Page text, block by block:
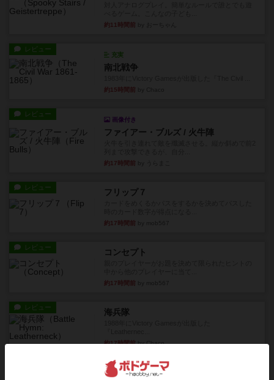
約11時間前
レビュー
充実
南北戦争
約15時間前
レビュー
画像付き
ファイアー・ブルズ / 火牛陣
約17時間前
レビュー フリップ７
約17時間前
レビュー コンセプト
約17時間前
レビュー 海兵隊
約17時間前by Chaco
画像付き 充実